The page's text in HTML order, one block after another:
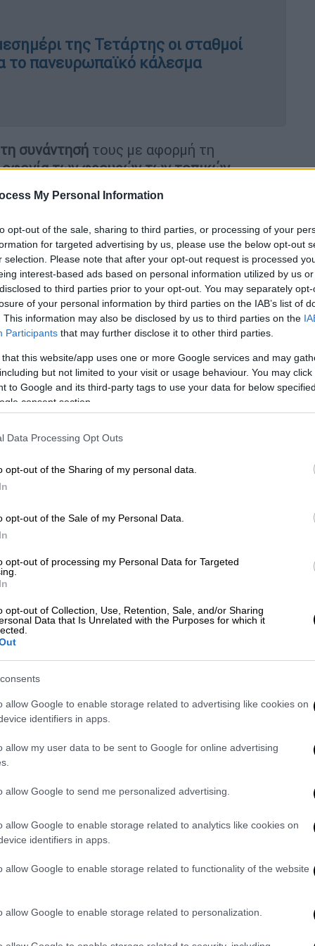
My Personal Information
opt-out of the sale, sharing to third parties, or processing of your
for targeted advertising by us, please use the below opt-out
selection. Please note that after your opt-out request is processed
interest-based ads based on personal information utilized by us
to third parties prior to your opt-out. You may separately
of your personal information by third parties on the IAB’s list of
This information may also be disclosed by us to third parties on the
Participants that may further disclose it to other third parties.
that this website/app uses one or more Google services and may
but not limited to your visit or usage behaviour. You may
to Google and its third-party tags to use your data for below
consent section.
Data Processing Opt Outs
opt-out of the Sharing of my personal data.
opt-out of the Sale of my Personal Data.
opt-out of processing my Personal Data for Targeted
opt-out of Collection, Use, Retention, Sale, and/or Sharing
Data that Is Unrelated with the Purposes for which it
allow Google to enable storage related to advertising like cookies on
identifiers in apps.
allow my user data to be sent to Google for online advertising
allow Google to send me personalized advertising.
allow Google to enable storage related to analytics like cookies on
identifiers in apps.
allow Google to enable storage related to functionality of the website
allow Google to enable storage related to personalization.
της Τετάρτης οι σταθμοί
το πανευρωπαϊκό κάλεσμα
συνάντησή τους με αφορμή τη
των φρουρών των τοπικών
ομόφωνα τη συγκέντρωση ενώ,
καθώς και αντιφασιστικές
απευθύνουν κάλεσμα.
απαγόρευσε κάθε συγκέντρωση
νομό Αττικής από τις 6 το πρωί της 1-
Ελλάδα
, έπειτα από πληροφορίες ότι μέλη
θα ανταποκριθούν σε κάλεσμα για
για τηνΤετάρτη
στο αεροδρόμιο «Ελευθέριος
Οι 21 Ιταλοί οδηγήθηκαν στη
προκειμένου να κινηθεί σε βάρος τους
Ηλεκτρικού και
1η Νοεμβρίου οι σταθμοί «
σιδηρόδρομος) και τουΠροαστιακού, όπως
της αστυνομίας θα κλείσουν στις 2 το
αυτούς χωρίς
της ΕΛΑΣ
πανευρωπαϊκή συνάντηση με
της Propatria και της Ιαχής, αλλά και
στη λεωφόρο Ηρακλείου 420, με
τη δολοφονία των φρουρών
της Χρυσής Αυγής.
έχουν επίσης καλέσει σε συγκέντρωση
Ηρακλείου 420), για να «ακυρώσουν τη